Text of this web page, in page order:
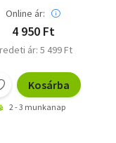
Online ár:
4 950 Ft
ár: 5 499 Ft
Kosárba
2 - 3 munkanap